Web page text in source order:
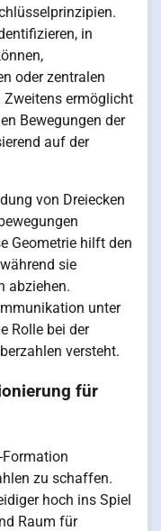
in
oder zentralen
ermöglicht
Bewegungen der
auf der
von Dreiecken
Geometrie hilft den
sie
abziehen.
unter
Rolle bei der
versteht.
für
Formation
zu schaffen.
hoch ins Spiel
Raum für